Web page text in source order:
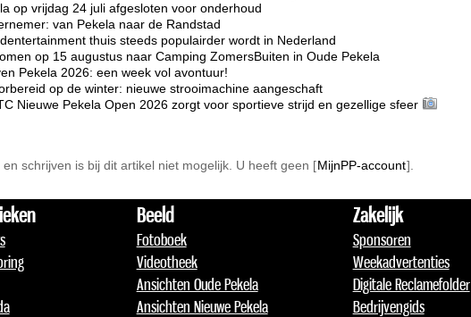
op vrijdag 24 juli afgesloten voor onderhoud
van Pekela naar de Randstad
thuis steeds populairder wordt in Nederland
op 15 augustus naar Camping ZomersBuiten in Oude Pekela
Pekela 2026: een week vol avontuur!
op de winter: nieuwe strooimachine aangeschaft
Nieuwe Pekela Open 2026 zorgt voor sportieve strijd en gezellige sfeer
en schrijven is bij dit artikel niet mogelijk. U heeft geen [MijnPP-account].
Beeld
Fotoboek
Videotheek
Ansichten Oude Pekela
Ansichten Nieuwe Pekela
Zakelijk
Sponsoren
Weekadvertenties
Digitale Reclamefolder
Bedrijvengids